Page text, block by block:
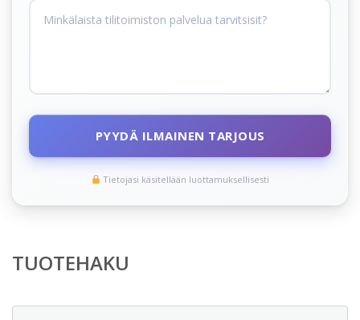
PYYDÄ ILMAINEN TARJOUS
Tietojasi käsitellään luottamuksellisesti
TUOTEHAKU